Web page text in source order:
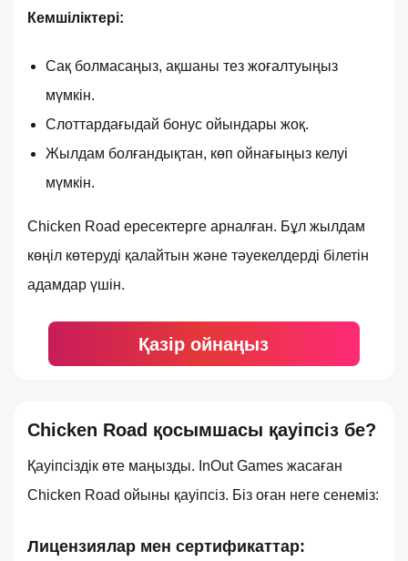
Кемшіліктері:
Сақ болмасаңыз, ақшаны тез жоғалтуыңыз
мүмкін.
Слоттардағыдай бонус ойындары жоқ.
Жылдам болғандықтан, көп ойнағыңыз келуі
мүмкін.
Chicken Road ересектерге арналған. Бұл жылдам
көңіл көтеруді қалайтын және тәуекелдерді білетін
адамдар үшін.
Қазір ойнаңыз
Chicken Road қосымшасы қауіпсіз бе?
Қауіпсіздік өте маңызды. InOut Games жасаған
Chicken Road ойыны қауіпсіз. Біз оған неге сенеміз:
Лицензиялар мен сертификаттар: